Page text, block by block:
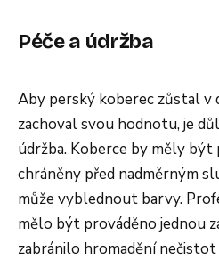
Péče a údržba
Aby perský koberec zůstal v
zachoval svou hodnotu, je
údržba. Koberce by měly být
chráněny před nadměrným
může vyblednout barvy.
mělo být prováděno jednou
zabránilo hromadění nečistot